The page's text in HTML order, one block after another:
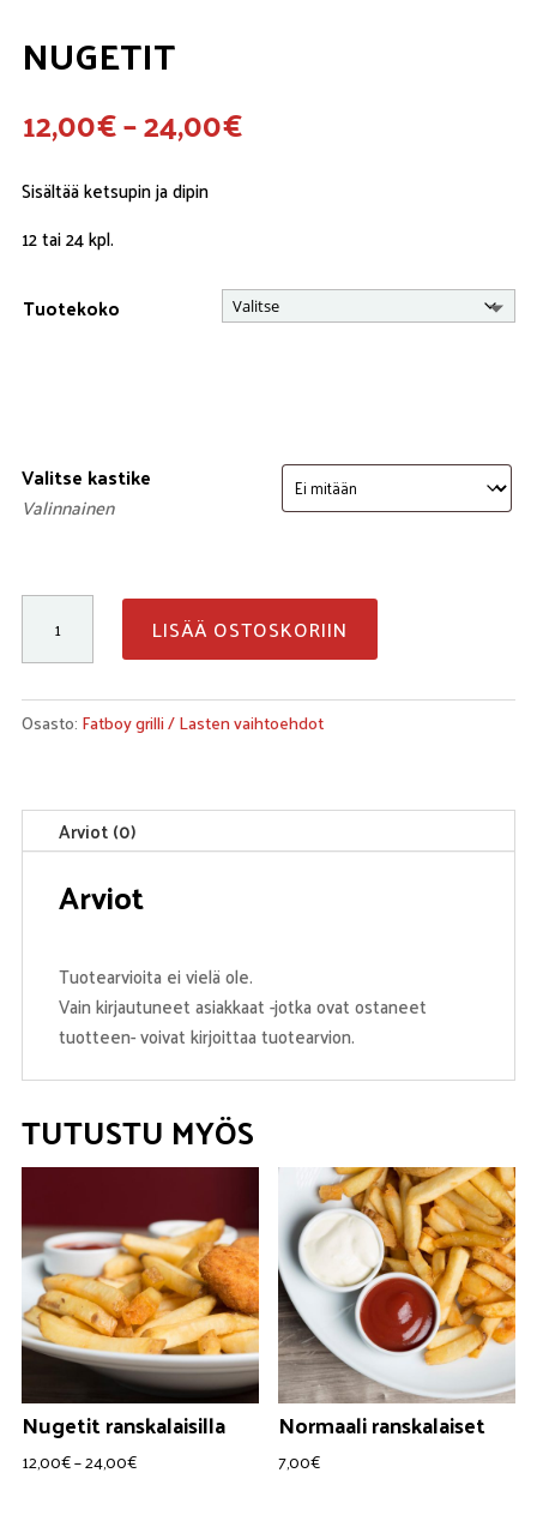
NUGETIT
12,00€–24,00€Hintaluokka:
12,00€
Sisältää ketsupin ja dipin
12 tai 24 kpl.
Tuotekoko
Valitse kastike
Valinnainen
määrä
LISÄÄ OSTOSKORIIN
Osasto: Fatboy grilli / Lasten vaihtoehdot
Arviot (0)
Arviot
Tuotearvioita ei vielä ole.
Vain kirjautuneet asiakkaat -jotka ovat ostaneet
tuotteen- voivat kirjoittaa tuotearvion.
TUTUSTU MYÖS
Nugetit ranskalaisilla
12,00€–24,00€Hintaluokka:
Normaali ranskalaiset
7,00€